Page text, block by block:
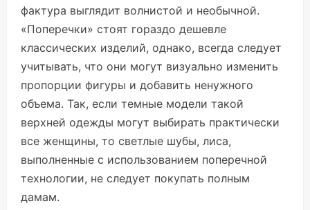
фактура выглядит волнистой и необычной.
«Поперечки» стоят гораздо дешевле
классических изделий, однако, всегда следует
учитывать, что они могут визуально изменить
пропорции фигуры и добавить ненужного
объема. Так, если темные модели такой
верхней одежды могут выбирать практически
все женщины, то светлые шубы, лиса,
выполненные с использованием поперечной
технологии, не следует покупать полным
дамам.